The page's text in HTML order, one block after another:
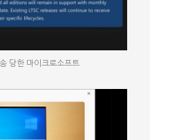
당한 마이크로소프트